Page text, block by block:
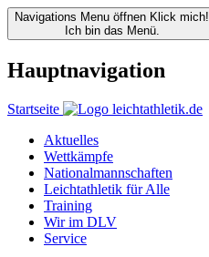
Navigations Menu öffnen Klick mich!
Ich bin das Menü.
Hauptnavigation
Startseite
Aktuelles
Wettkämpfe
Nationalmannschaften
Leichtathletik für Alle
Training
Wir im DLV
Service